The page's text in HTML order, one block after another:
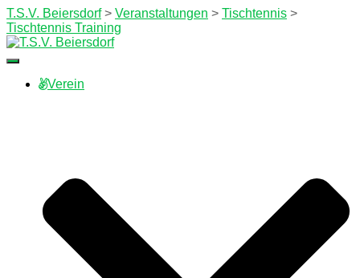
T.S.V. Beiersdorf> Veranstaltungen > Tischtennis >
Tischtennis Training
Navigation
umschaltenVerein